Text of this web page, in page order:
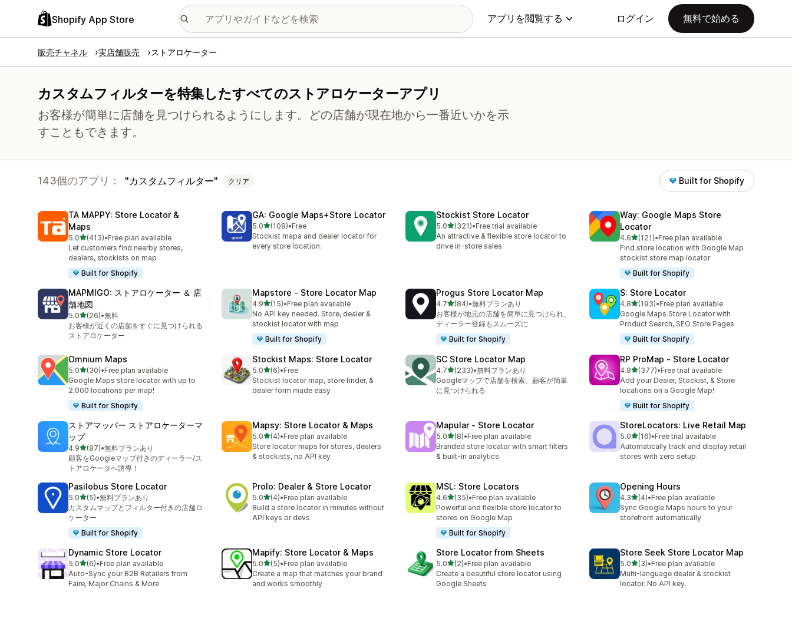
Shopify App Store アプリを閲覧する ログイン 無料で始める
販売チャネル 実店舗販売 ストアロケーター
カスタムフィルターを特集したすべてのストアロケーターアプリ
お客様が簡単に店舗を見つけられるようにします。どの店舗が現在地から一番近いかを示
すこともできます。
143個のアプリ： カスタムフィルター クリア Built for Shopify
TA MAPPY: Store Locator &
Maps
5.05つ星中
(413)
合計レビュー数：413件
•Free plan available
Let customers find nearby stores,
dealers, stockists on map
Built for Shopify
GA: Google Maps+Store Locator
5.05つ星中
(108)
合計レビュー数：108件
•Free
Stockist mapa and dealer locator for
every store location.
Stockist Store Locator
5.05つ星中
(321)
合計レビュー数：321件
•Free trial available
An attractive & flexible store locator to
drive in-store sales
Way: Google Maps Store
Locator
4.65つ星中
(121)
合計レビュー数：121件
•Free plan available
Find store location with Google Map
stockist store map locator
Built for Shopify
MAPMIGO: ストアロケーター ＆ 店
舗地図
5.05つ星中
(26)
合計レビュー数：26件
•無料
お客様が近くの店舗をすぐに見つけられる
ストアロケーター
Mapstore ‑ Store Locator Map
4.95つ星中
(15)
合計レビュー数：15件
•Free plan available
No API key needed. Store, dealer &
stockist locator with map
Built for Shopify
Progus Store Locator Map
4.75つ星中
(84)
合計レビュー数：84件
•無料プランあり
お客様が地元の店舗を簡単に見つけられ、
ディーラー登録もスムーズに
Built for Shopify
S: Store Locator
4.85つ星中
(193)
合計レビュー数：193件
•Free plan available
Google Maps Store Locator with
Product Search, SEO Store Pages
Built for Shopify
Omnium Maps
5.05つ星中
(30)
合計レビュー数：30件
•Free plan available
Google Maps store locator with up to
2,000 locations per map!
Built for Shopify
Stockist Maps: Store Locator
5.05つ星中
(6)
合計レビュー数：6件
•Free
Stockist locator map, store finder, &
dealer form made easy
SC Store Locator Map
4.75つ星中
(233)
合計レビュー数：233件
•無料プランあり
Googleマップで店舗を検索、顧客が簡単
に見つけられる
RP ProMap ‑ Store Locator
4.85つ星中
(377)
合計レビュー数：377件
•Free trial available
Add your Dealer, Stockist, & Store
locations on a Google Map!
Built for Shopify
ストアマッパー ストアロケーターマ
ップ
4.95つ星中
(87)
合計レビュー数：87件
•無料プランあり
顧客をGoogleマップ付きのディーラー/ス
トアロケータへ誘導！
Mapsy: Store Locator & Maps
5.05つ星中
(4)
合計レビュー数：4件
•Free plan available
Store locator maps for stores, dealers
& stockists, no API key
Mapular ‑ Store Locator
5.05つ星中
(8)
合計レビュー数：8件
•Free plan available
Branded store locator with smart filters
& built-in analytics
StoreLocators: Live Retail Map
5.05つ星中
(16)
合計レビュー数：16件
•Free trial available
Automatically track and display retail
stores with zero setup.
Pasilobus Store Locator
5.05つ星中
(5)
合計レビュー数：5件
•無料プランあり
カスタムマップとフィルター付きの店舗ロ
ケーター
Built for Shopify
Prolo: Dealer & Store Locator
5.05つ星中
(4)
合計レビュー数：4件
•Free plan available
Build a store locator in minutes without
API keys or devs
MSL: Store Locators
4.65つ星中
(35)
合計レビュー数：35件
•Free plan available
Powerful and flexible store locator to
stores on Google Map
Built for Shopify
Opening Hours
4.35つ星中
(4)
合計レビュー数：4件
•Free plan available
Sync Google Maps hours to your
storefront automatically
Dynamic Store Locator
5.05つ星中
(6)
合計レビュー数：6件
•Free plan available
Auto-Sync your B2B Retailers from
Faire, Major Chains & More
Mapify: Store Locator & Maps
5.05つ星中
(5)
合計レビュー数：5件
•Free plan available
Create a map that matches your brand
and works smoothly
Store Locator from Sheets
5.05つ星中
(2)
合計レビュー数：2件
•Free plan available
Create a beautiful store locator using
Google Sheets
Store Seek Store Locator Map
5.05つ星中
(3)
合計レビュー数：3件
•Free plan available
Multi-language dealer & stockist
locator. No API key.